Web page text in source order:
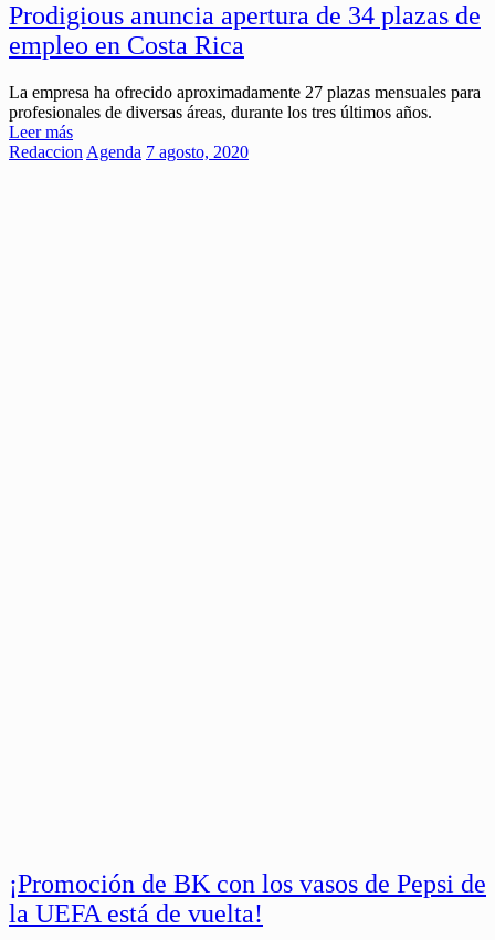
Prodigious anuncia apertura de 34 plazas de
empleo en Costa Rica
La empresa ha ofrecido aproximadamente 27 plazas mensuales para
profesionales de diversas áreas, durante los tres últimos años.
Leer más
Redaccion Agenda 7 agosto, 2020
¡Promoción de BK con los vasos de Pepsi de
la UEFA está de vuelta!